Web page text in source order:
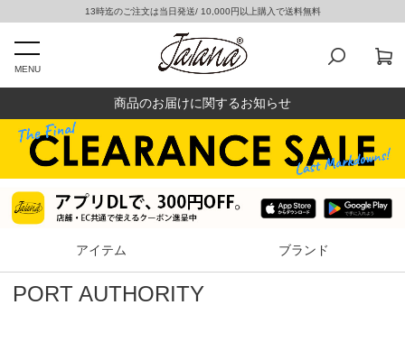
13時迄のご注文は当日発送/ 10,000円以上購入で送料無料
MENU
商品のお届けに関するお知らせ
アイテム ブランド
PORT AUTHORITY